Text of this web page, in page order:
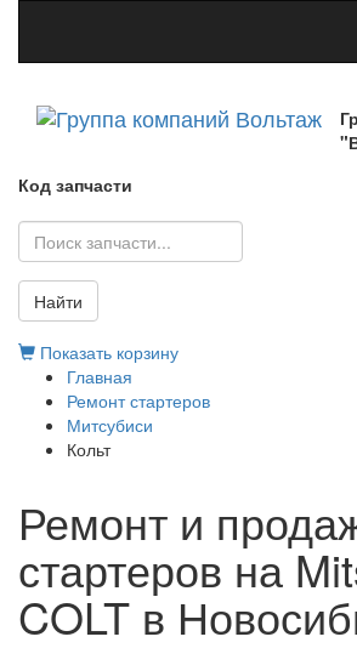
Код запчасти
Найти
Показать корзину
Главная
Ремонт стартеров
Митсубиси
Кольт
Ремонт и
стартеров на
COLT в